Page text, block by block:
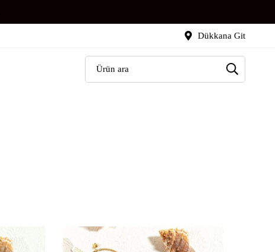
Dükkana Git